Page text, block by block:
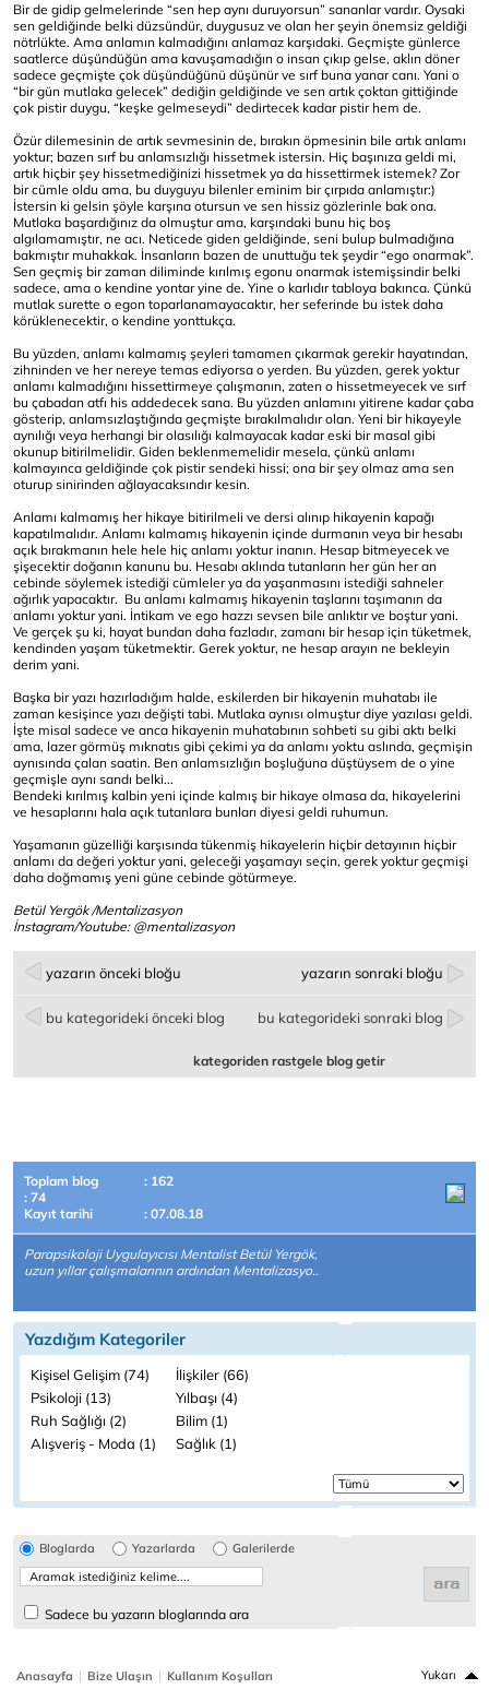
Bir de gidip gelmelerinde “sen hep aynı duruyorsun” sananlar vardır. Oysaki
sen geldiğinde belki düzsündür, duygusuz ve olan her şeyin önemsiz geldiği
nötrlükte. Ama anlamın kalmadığını anlamaz karşıdaki. Geçmişte günlerce
saatlerce düşündüğün ama kavuşamadığın o insan çıkıp gelse, aklın döner
sadece geçmişte çok düşündüğünü düşünür ve sırf buna yanar canı. Yani o
“bir gün mutlaka gelecek” dediğin geldiğinde ve sen artık çoktan gittiğinde
çok pistir duygu, “keşke gelmeseydi” dedirtecek kadar pistir hem de.
Özür dilemesinin de artık sevmesinin de, bırakın öpmesinin bile artık anlamı
yoktur; bazen sırf bu anlamsızlığı hissetmek istersin. Hiç başınıza geldi mi,
artık hiçbir şey hissetmediğinizi hissetmek ya da hissettirmek istemek? Zor
bir cümle oldu ama, bu duyguyu bilenler eminim bir çırpıda anlamıştır:)
İstersin ki gelsin şöyle karşına otursun ve sen hissiz gözlerinle bak ona.
Mutlaka başardığınız da olmuştur ama, karşındaki bunu hiç boş
algılamamıştır, ne acı. Neticede giden geldiğinde, seni bulup bulmadığına
bakmıştır muhakkak. İnsanların bazen de unuttuğu tek şeydir “ego onarmak”.
Sen geçmiş bir zaman diliminde kırılmış egonu onarmak istemişsindir belki
sadece, ama o kendine yontar yine de. Yine o karlıdır tabloya bakınca. Çünkü
mutlak surette o egon toparlanamayacaktır, her seferinde bu istek daha
körüklenecektir, o kendine yonttukça.
Bu yüzden, anlamı kalmamış şeyleri tamamen çıkarmak gerekir hayatından,
zihninden ve her nereye temas ediyorsa o yerden. Bu yüzden, gerek yoktur
anlamı kalmadığını hissettirmeye çalışmanın, zaten o hissetmeyecek ve sırf
bu çabadan atfı his addedecek sana. Bu yüzden anlamını yitirene kadar çaba
gösterip, anlamsızlaştığında geçmişte bırakılmalıdır olan. Yeni bir hikayeyle
aynılığı veya herhangi bir olasılığı kalmayacak kadar eski bir masal gibi
okunup bitirilmelidir. Giden beklenmemelidir mesela, çünkü anlamı
kalmayınca geldiğinde çok pistir sendeki hissi; ona bir şey olmaz ama sen
oturup sinirinden ağlayacaksındır kesin.
Anlamı kalmamış her hikaye bitirilmeli ve dersi alınıp hikayenin kapağı
kapatılmalıdır. Anlamı kalmamış hikayenin içinde durmanın veya bir hesabı
açık bırakmanın hele hele hiç anlamı yoktur inanın. Hesap bitmeyecek ve
şişecektir doğanın kanunu bu. Hesabı aklında tutanların her gün her an
cebinde söylemek istediği cümleler ya da yaşanmasını istediği sahneler
ağırlık yapacaktır. Bu anlamı kalmamış hikayenin taşlarını taşımanın da
anlamı yoktur yani. İntikam ve ego hazzı sevsen bile anlıktır ve boştur yani.
Ve gerçek şu ki, hayat bundan daha fazladır, zamanı bir hesap için tüketmek,
kendinden yaşam tüketmektir. Gerek yoktur, ne hesap arayın ne bekleyin
derim yani.
Başka bir yazı hazırladığım halde, eskilerden bir hikayenin muhatabı ile
zaman kesişince yazı değişti tabi. Mutlaka aynısı olmuştur diye yazılası geldi.
İşte misal sadece ve anca hikayenin muhatabının sohbeti su gibi aktı belki
ama, lazer görmüş mıknatıs gibi çekimi ya da anlamı yoktu aslında, geçmişin
aynısında çalan saatin. Ben anlamsızlığın boşluğuna düştüysem de o yine
geçmişle aynı sandı belki...
Bendeki kırılmış kalbin yeni içinde kalmış bir hikaye olmasa da, hikayelerini
ve hesaplarını hala açık tutanlara bunları diyesi geldi ruhumun.
Yaşamanın güzelliği karşısında tükenmiş hikayelerin hiçbir detayının hiçbir
anlamı da değeri yoktur yani, geleceği yaşamayı seçin, gerek yoktur geçmişi
daha doğmamış yeni güne cebinde götürmeye.
Betül Yergök /Mentalizasyon
İnstagram/Youtube: @mentalizasyon
yazarın önceki bloğu yazarın sonraki bloğu
bu kategorideki önceki blog bu kategorideki sonraki blog
kategoriden rastgele blog getir
Toplam blog
: 162
: 74
Kayıt tarihi
: 07.08.18
Parapsikoloji Uygulayıcısı Mentalist Betül Yergök,
uzun yıllar çalışmalarının ardından Mentalizasyo..
Yazdığım Kategoriler
Kişisel Gelişim (74)
İlişkiler (66)
Psikoloji (13)
Yılbaşı (4)
Ruh Sağlığı (2)
Bilim (1)
Alışveriş - Moda (1)
Sağlık (1)
Bloglarda Yazarlarda Galerilerde
Sadece bu yazarın bloglarında ara
Anasayfa | Bize Ulaşın | Kullanım Koşulları Yukarı